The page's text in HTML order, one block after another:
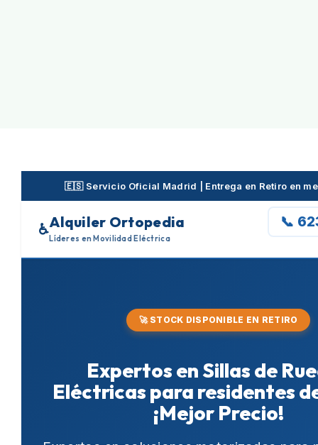
🇪🇸 Servicio Oficial Madrid | Entrega en Retiro en
♿Alquiler Ortopedia
Líderes en Movilidad Eléctrica
📞
🚀 STOCK DISPONIBLE EN RETIRO
Expertos en Sillas de
Eléctricas para residentes
¡Mejor Precio!